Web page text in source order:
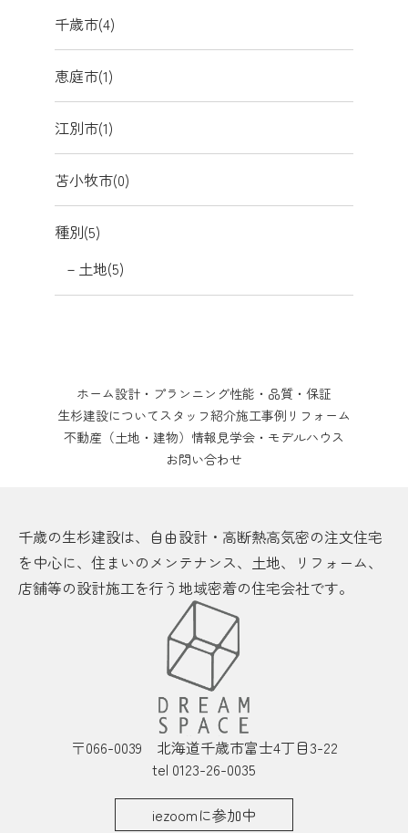
千歳市(4)
恵庭市(1)
江別市(1)
苫小牧市(0)
種別(5)
土地(5)
ホーム設計・プランニング性能・品質・保証
生杉建設についてスタッフ紹介施工事例 リフォーム
不動産（土地・建物）情報見学会・モデルハウス
お問い合わせ
千歳の生杉建設は、自由設計・高断熱高気密の注文住宅
を中心に、住まいのメンテナンス、土地、リフォーム、
店舗等の設計施工を行う地域密着の住宅会社です。
〒066-0039 北海道千歳市富士4丁目3-22
tel 0123-26-0035
iezoomに参加中